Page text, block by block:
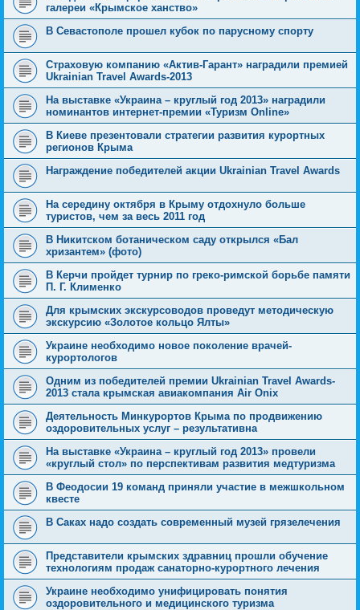
галереи «Крымское ханство»
В Севастополе прошел кубок по парусному спорту
Страховую компанию «Актив-Гарант» наградили премией
Ukrainian Travel Awards-2013
На выставке «Украина – круглый год 2013» наградили
номинантов интернет-премии «Туризм Online»
В Киеве презентовали стратегии развития курортных
регионов Крыма
Награждение победителей акции Ukrainian Travel Awards
На середину октября в Крыму отдохнуло больше
туристов, чем за весь 2011 год
В Никитском ботаническом саду открылся «Бал
хризантем» (фото)
В Керчи пройдет турнир по греко-римской борьбе памяти
П. Г. Клименко
Для крымских экскурсоводов проведут методическую
экскурсию «Золотое кольцо Ялты»
Украине необходимо новое поколение врачей-
курортологов
Одним из победителей премии Ukrainian Travel Awards-
2013 стала крымская авиакомпания Air Onix
Деятельность Минкурортов Крыма по продвижению
оздоровительных услуг – результативна
На выставке «Украина – круглый год 2013» провели
«круглый стол» по перспективам развития медтуризма
В Феодосии 19 команд приняли участие в межшкольном
квесте
В Саках надо создать современный музей грязелечения
Представители крымских здравниц прошли обучение
технологиям продаж санаторно-курортного лечения
Украине необходимо унифицировать понятия
оздоровительного и медицинского туризма